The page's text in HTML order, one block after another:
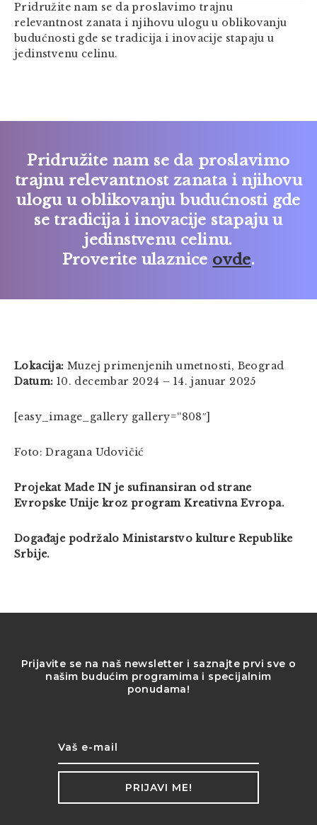
Pridružite nam se da proslavimo trajnu
relevantnost zanata i njihovu ulogu u oblikovanju
budućnosti gde se tradicija i inovacije stapaju u
jedinstvenu celinu.
Pridružite nam se da proslavimo
trajnu relevantnost zanata i njihovu
ulogu u oblikovanju budućnosti gde
se tradicija i inovacije stapaju u
jedinstvenu celinu.
Proverite ulaznice ovde.
Lokacija: Muzej primenjenih umetnosti, Beograd
Datum: 10. decembar 2024 – 14. januar 2025
[easy_image_gallery gallery=“808″]
Foto: Dragana Udovičić
Projekat Made IN je sufinansiran od strane
Evropske Unije kroz program Kreativna Evropa.
Događaje podržalo Ministarstvo kulture Republike
Srbije.
Prijavite se na naš newsletter i saznajte prvi sve o
našim budućim programima i specijalnim
ponudama!
PRIJAVI ME!